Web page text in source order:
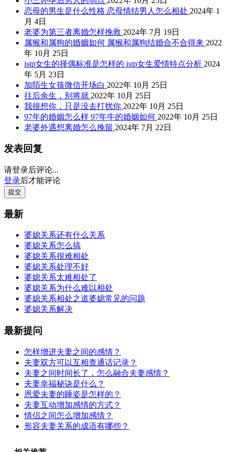
恋母的男生是什么性格 恋母情结男人怎么相处 2024年 1
月 4日
老婆为第三者离婚怎样挽救 2024年 7月 19日
属猴和属狗的婚姻如何 属猴和属狗结婚合不合得来 2022
年 10月 25日
istp女生的择偶标准是怎样的 istp女生爱情特点分析 2024
年 5月 23日
加陌生女孩微信开场白 2022年 10月 25日
往后余生，别将就 2022年 10月 25日
我很想你，只是没去打扰你 2022年 10月 25日
97年的婚姻怎么样 97年牛的婚姻如何 2022年 10月 25日
老婆外遇想离婚怎么挽留 2024年 7月 22日
发表回复
请登录后评论...
登录后才能评论
提交
最新
婆媳关系还有什么关系
婆媳关系怎么搞
婆媳关系很难相处
婆媳关系处理不好
婆媳关系太难相处了
婆媳关系为什么难以相处
婆媳关系相处之道婆媳常见的问题
婆媳关系解决
最新提问
怎样增进夫妻之间的感情？
夫妻双方可以互相查通话记录？
夫妻之间时间长了，怎么融合夫妻感情？
夫妻幸福秘诀是什么？
恩爱夫妻的睡姿是怎样的？
夫妻互动增加感情的方式？
情侣之间怎么增加感情？
形容夫妻关系的成语有哪些？